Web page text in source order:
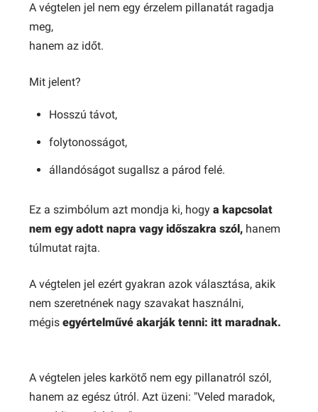
A végtelen jel nem egy érzelem pillanatát ragadja
meg,
hanem az időt.
Mit jelent?
Hosszú távot,
folytonosságot,
állandóságot sugallsz a párod felé.
Ez a szimbólum azt mondja ki, hogy a kapcsolat
nem egy adott napra vagy időszakra szól, hanem
túlmutat rajta.
A végtelen jel ezért gyakran azok választása, akik
nem szeretnének nagy szavakat használni,
mégis egyértelművé akarják tenni: itt maradnak.
A végtelen jeles karkötő nem egy pillanatról szól,
hanem az egész útról. Azt üzeni: "Veled maradok,